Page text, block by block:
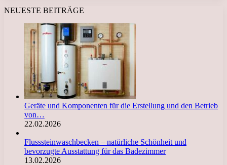
NEUESTE BEITRÄGE
Geräte und Komponenten für die Erstellung und den Betrieb
von…
22.02.2026
Flusssteinwaschbecken – natürliche Schönheit und
bevorzugte Ausstattung für das Badezimmer
13.02.2026